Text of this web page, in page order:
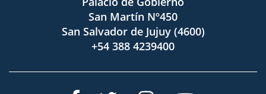
San Martín Nº450
San Salvador de Jujuy (4600)
+54 388 4239400